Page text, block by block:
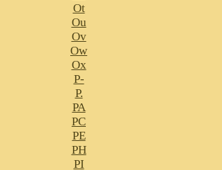
Ot
Ou
Ov
Ow
Ox
P-
P.
PA
PC
PE
PH
PI